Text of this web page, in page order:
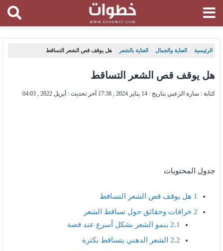
الرئيسية ، العناية والجمال ، العناية بالشعر ، هل يوقف قص الشعر التساقط
هل يوقف قص الشعر التساقط
كتابة : سارة الزعبي بتاريخ : 14 يناير 2024 , 17:38 آخر تحديث : أبريل 2022 , 04:03
جدول المحتويات
1 هل يوقف قص الشعر التساقط
2 خرافات وحقائق حول تساقط الشعر
2.1 ينمو الشعر بشكل أسرع عند قصة
2.2 الشعر الدهني يتساقط بكثرة